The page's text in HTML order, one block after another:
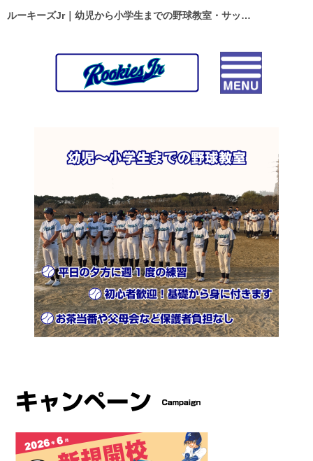
ルーキーズJr｜幼児から小学生までの野球教室・サッカースクール